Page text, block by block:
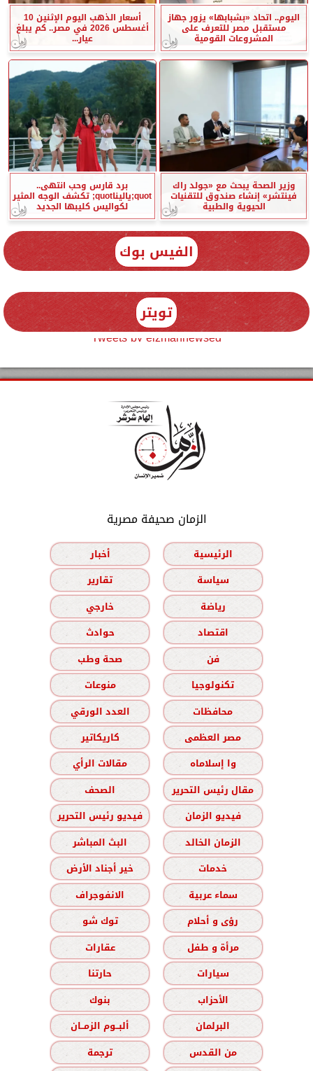
اليوم.. اتحاد «بشبابها» يزور جهاز
مستقبل مصر للتعرف على
المشروعات القومية
أسعار الذهب اليوم الإثنين 10
أغسطس 2026 في مصر.. كم يبلغ
عيار...
وزير الصحة يبحث مع «جولد راك
فينتشر» إنشاء صندوق للتقنيات
الحيوية والطبية
برد قارس وحب انتهى..
quot;ياليناquot; تكشف الوجه المثير
لكواليس كليبها الجديد
الفيس بوك
تويتر
Tweets by elzmannewseg
الزمان صحيفة مصرية
الرئيسية
أخبار
سياسة
تقارير
رياضة
خارجي
اقتصاد
حوادث
فن
صحة وطب
تكنولوجيا
منوعات
محافظات
العدد الورقي
مصر العظمى
كاريكاتير
وا إسلاماه
مقالات الرأي
مقال رئيس التحرير
الصحف
فيديو الزمان
فيديو رئيس التحرير
الزمان الخالد
البث المباشر
خدمات
خير أجناد الأرض
سماء عربية
الانفوجراف
رؤى و أحلام
توك شو
مرأة و طفل
عقارات
سيارات
حارتنا
الأحزاب
بنوك
البرلمان
ألبــوم الزمــان
من القدس
ترجمة